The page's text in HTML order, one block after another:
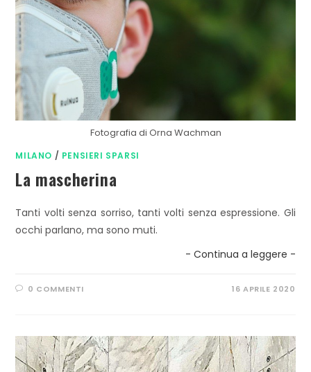
Fotografia di Orna Wachman
MILANO / PENSIERI SPARSI
La mascherina
Tanti volti senza sorriso, tanti volti senza espressione. Gli
occhi parlano, ma sono muti.
- Continua a leggere -
0 COMMENTI 16 APRILE 2020